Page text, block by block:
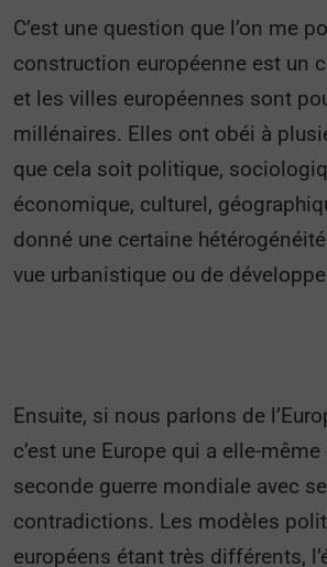
C’est une question que l’on me
construction européenne est un
et les villes européennes sont
millénaires. Elles ont obéi à
que cela soit politique,
économique, culturel,
donné une certaine
vue urbanistique ou de
Ensuite, si nous parlons de
c’est une Europe qui a elle-
seconde guerre mondiale avec
contradictions. Les modèles
européens étant très différents,